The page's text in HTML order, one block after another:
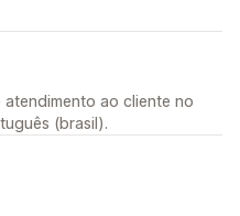
ao cliente no
(brasil).